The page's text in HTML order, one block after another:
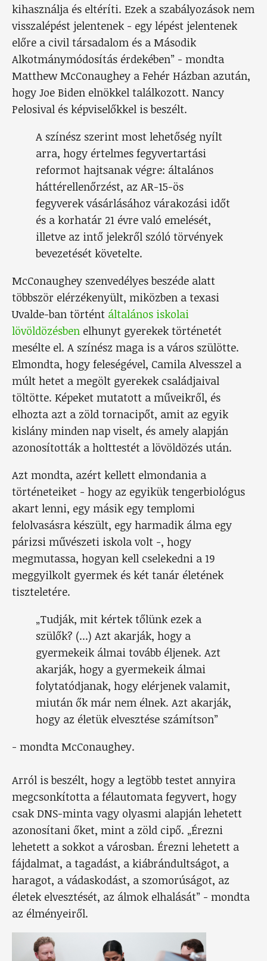
kihasználja és eltéríti. Ezek a szabályozások nem
visszalépést jelentenek - egy lépést jelentenek
előre a civil társadalom és a Második
Alkotmánymódosítás érdekében” - mondta
Matthew McConaughey a Fehér Házban azután,
hogy Joe Biden elnökkel találkozott. Nancy
Pelosival és képviselőkkel is beszélt.
A színész szerint most lehetőség nyílt
arra, hogy értelmes fegyvertartási
reformot hajtsanak végre: általános
háttérellenőrzést, az AR-15-ös
fegyverek vásárlásához várakozási időt
és a korhatár 21 évre való emelését,
illetve az intő jelekről szóló törvények
bevezetését követelte.
McConaughey szenvedélyes beszéde alatt
többször elérzékenyült, miközben a texasi
Uvalde-ban történt általános iskolai
lövöldözésben elhunyt gyerekek történetét
mesélte el. A színész maga is a város szülötte.
Elmondta, hogy feleségével, Camila Alvesszel a
múlt hetet a megölt gyerekek családjaival
töltötte. Képeket mutatott a műveikről, és
elhozta azt a zöld tornacipőt, amit az egyik
kislány minden nap viselt, és amely alapján
azonosították a holttestét a lövöldözés után.
Azt mondta, azért kellett elmondania a
történeteiket - hogy az egyikük tengerbiológus
akart lenni, egy másik egy templomi
felolvasásra készült, egy harmadik álma egy
párizsi művészeti iskola volt -, hogy
megmutassa, hogyan kell cselekedni a 19
meggyilkolt gyermek és két tanár életének
tiszteletére.
„Tudják, mit kértek tőlünk ezek a
szülők? (...) Azt akarják, hogy a
gyermekeik álmai tovább éljenek. Azt
akarják, hogy a gyermekeik álmai
folytatódjanak, hogy elérjenek valamit,
miután ők már nem élnek. Azt akarják,
hogy az életük elvesztése számítson”
- mondta McConaughey.
Arról is beszélt, hogy a legtöbb testet annyira
megcsonkította a félautomata fegyvert, hogy
csak DNS-minta vagy olyasmi alapján lehetett
azonosítani őket, mint a zöld cipő. „Érezni
lehetett a sokkot a városban. Érezni lehetett a
fájdalmat, a tagadást, a kiábrándultságot, a
haragot, a vádaskodást, a szomorúságot, az
életek elvesztését, az álmok elhalását” - mondta
az élményeiről.